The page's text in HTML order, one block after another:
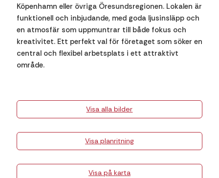
Köpenhamn eller övriga Öresundsregionen. Lokalen är
funktionell och inbjudande, med goda ljusinsläpp och
en atmosfär som uppmuntrar till både fokus och
kreativitet. Ett perfekt val för företaget som söker en
central och flexibel arbetsplats i ett attraktivt
område.
Visa alla bilder
Visa planritning
Visa på karta